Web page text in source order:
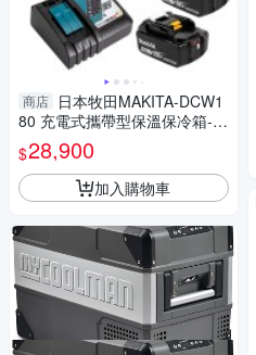
商店 日本牧田MAKITA-DCW1
80 充電式攜帶型保溫保冷箱-1
8v (含6.0A電池X2 +充電器 )
$28,900
加入購物車